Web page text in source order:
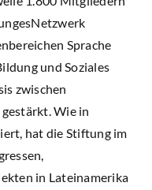
Sprache
und Soziales
zwischen
Wie in
hat die Stiftung im
in Lateinamerika